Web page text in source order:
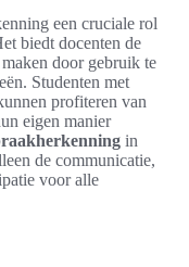
een cruciale rol
biedt docenten de
door gebruik te
Studenten met
profiteren van
eigen manier
in
de communicatie,
voor alle